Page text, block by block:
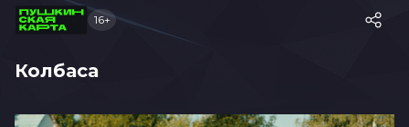
Колбаса
16+